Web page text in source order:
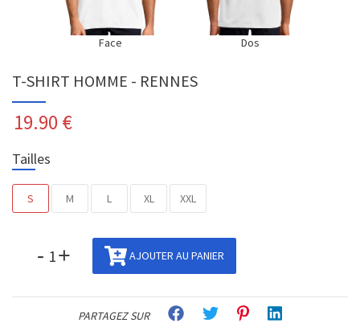
Face Dos
T-SHIRT HOMME - RENNES
19.90 €
Tailles
S M L XL XXL
- + AJOUTER AU PANIER
PARTAGEZ SUR